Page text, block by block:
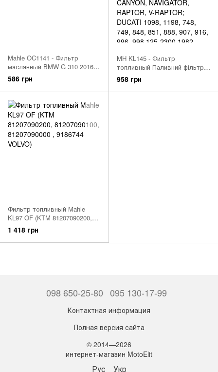
Mahle OC1141 - Фильтр
маслянный BMW G 310 2016-
2016 (BMW 11 42 8 562 889)
586 грн
MH KL145 - Фильтр
топливный Паливний фільтр
діаметр 8мм APRILIA SL,
SMV; BMW C1, K, K1, R;
CAGIVA GRAN CANYON,
958 грн
Фильтр топливный Mahle
KL97 OF (KTM 81207090200,
81207090100, 81207090000 ,
9186744 VOLVO)
1 418 грн
098 650-25-80 095 130-17-99
Контактная информация
Полная версия сайта
© 2014—2026
интернет-магазин MotoElit
Рус Укр